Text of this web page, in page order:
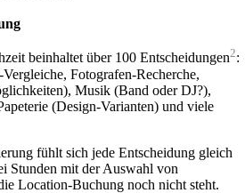
beinhaltet über 100 Entscheidungen2:
Fotografen-Recherche,
Musik (Band oder DJ?),
(Design-Varianten) und viele
fühlt sich jede Entscheidung gleich
Stunden mit der Auswahl von
Location-Buchung noch nicht steht.